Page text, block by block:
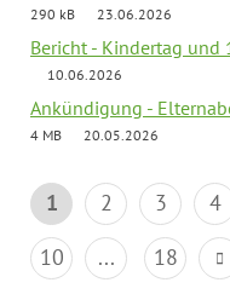
290 kB
23.06.2026
Bericht - Kindertag und
10.06.2026
Ankündigung -
4 MB
20.05.2026
1 2 3 4
10
... 18